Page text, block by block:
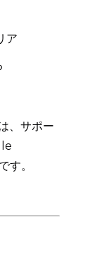
ア
、サポー
す。